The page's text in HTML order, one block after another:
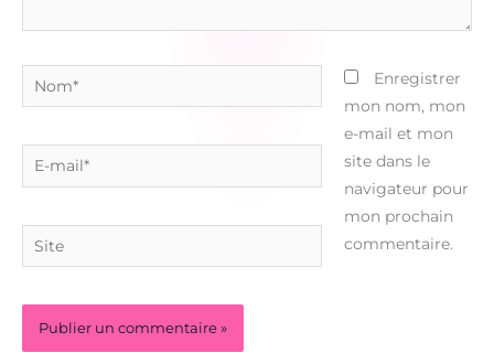
Nom*
E-
mail*
Site
Enregistrer
mon nom, mon
e-mail et mon
site dans le
navigateur pour
mon prochain
commentaire.